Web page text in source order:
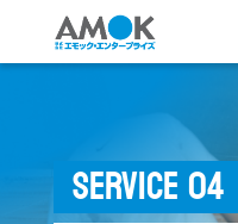
SERVICE 04